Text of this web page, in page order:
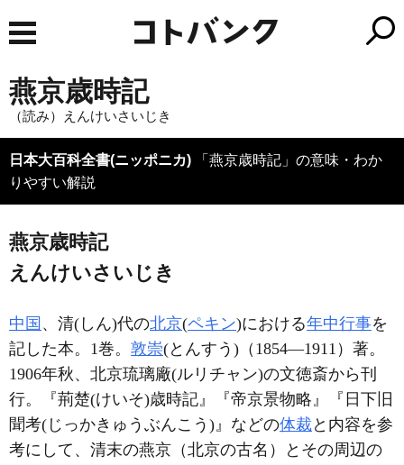
燕京歳時記
（読み）えんけいさいじき
日本大百科全書(ニッポニカ) 「燕京歳時記」の意味・わか
りやすい解説
燕京歳時記
えんけいさいじき
中国 、清(しん)代の北京(ペキン)における年中行事を
記した本。1巻。 敦崇(とんすう)（1854―1911）著。
1906年秋、北京琉璃廠(ルリチャン)の文徳斎から刊
行。『荊楚(けいそ)歳時記』『帝京景物略』『日下旧
聞考(じっかきゅうぶんこう)』などの体裁と内容を参
考にして、清末の燕京（北京の古名）とその周辺の